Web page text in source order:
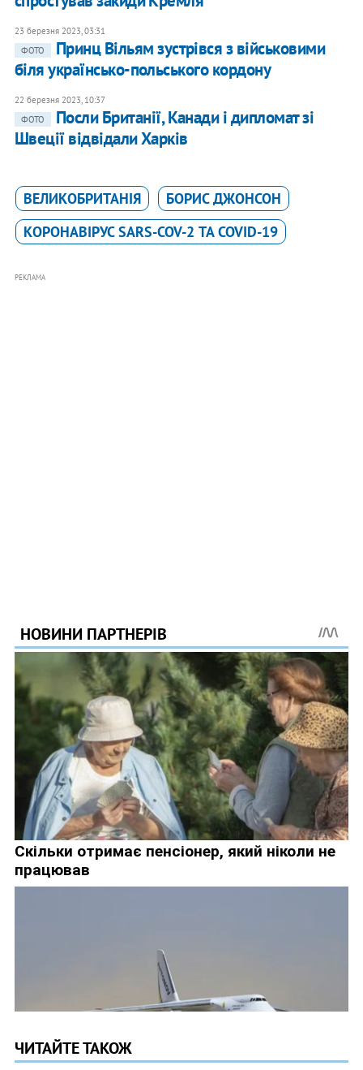
23 березня 2023, 03:31
ФОТО
Принц Вільям зустрівся з військовими
біля українсько-польського кордону
22 березня 2023, 10:37
ФОТО
Посли Британії, Канади і дипломат зі
Швеції відвідали Харків
ВЕЛИКОБРИТАНІЯ
БОРИС ДЖОНСОН
КОРОНАВІРУС SARS-COV-2 ТА COVID-19
РЕКЛАМА
ЧИТАЙТЕ ТАКОЖ